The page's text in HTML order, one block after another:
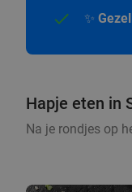
✨
Hapje eten in
Na je rondjes op